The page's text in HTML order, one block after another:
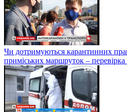
Чи дотримуються карантинних
приміських маршруток –